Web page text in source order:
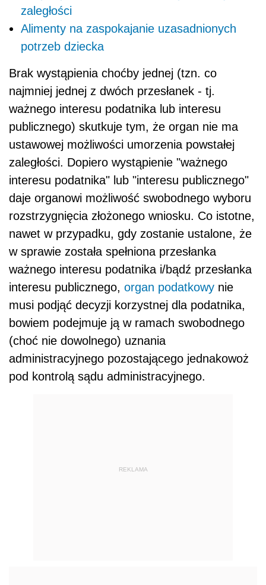
zaległości
Alimenty na zaspokajanie uzasadnionych
potrzeb dziecka
Brak wystąpienia choćby jednej (tzn. co
najmniej jednej z dwóch przesłanek - tj.
ważnego interesu podatnika lub interesu
publicznego) skutkuje tym, że organ nie ma
ustawowej możliwości umorzenia powstałej
zaległości. Dopiero wystąpienie "ważnego
interesu podatnika" lub "interesu publicznego"
daje organowi możliwość swobodnego wyboru
rozstrzygnięcia złożonego wniosku. Co istotne,
nawet w przypadku, gdy zostanie ustalone, że
w sprawie została spełniona przesłanka
ważnego interesu podatnika i/bądź przesłanka
interesu publicznego, organ podatkowy nie
musi podjąć decyzji korzystnej dla podatnika,
bowiem podejmuje ją w ramach swobodnego
(choć nie dowolnego) uznania
administracyjnego pozostającego jednakowoż
pod kontrolą sądu administracyjnego.
REKLAMA